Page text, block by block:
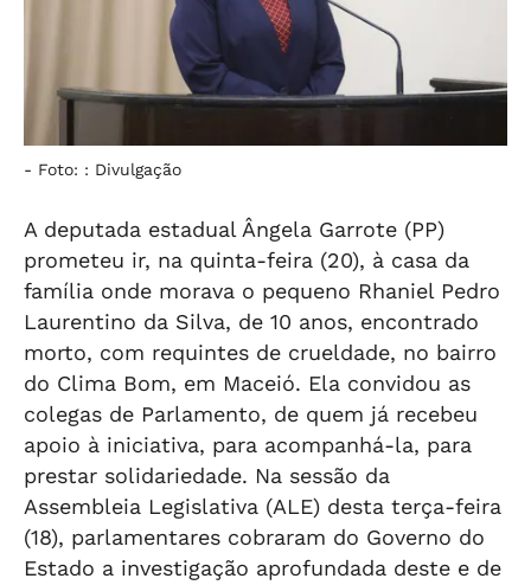
- Foto: : Divulgação
A deputada estadual Ângela Garrote (PP)
prometeu ir, na quinta-feira (20), à casa da
família onde morava o pequeno Rhaniel Pedro
Laurentino da Silva, de 10 anos, encontrado
morto, com requintes de crueldade, no bairro
do Clima Bom, em Maceió. Ela convidou as
colegas de Parlamento, de quem já recebeu
apoio à iniciativa, para acompanhá-la, para
prestar solidariedade. Na sessão da
Assembleia Legislativa (ALE) desta terça-feira
(18), parlamentares cobraram do Governo do
Estado a investigação aprofundada deste e de